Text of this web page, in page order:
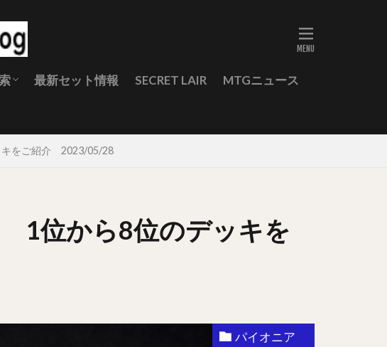
最新セット情報 SECRET LAIR
MTGニュース
をご紹介 2023/05/28
位から8位のデッキを
パイオニア